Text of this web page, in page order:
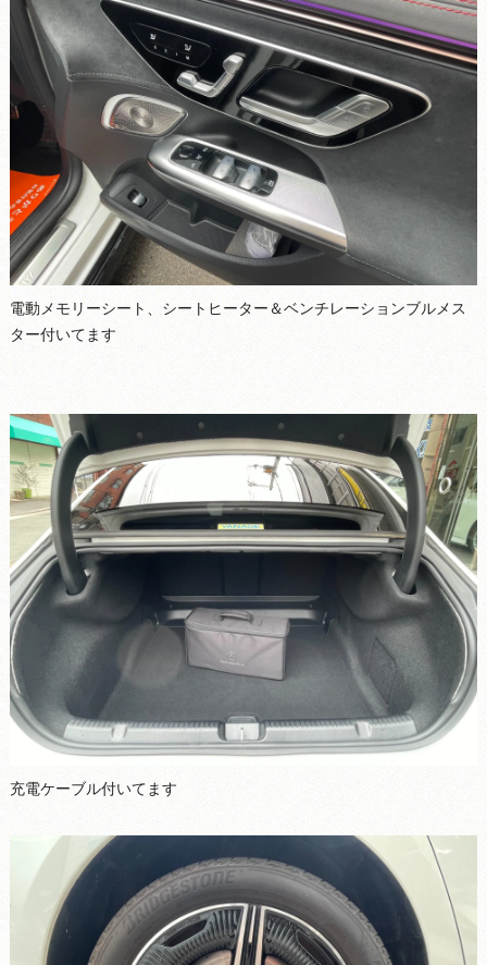
電動メモリーシート、シートヒーター＆ベンチレーションブルメス
ター付いてます
充電ケーブル付いてます